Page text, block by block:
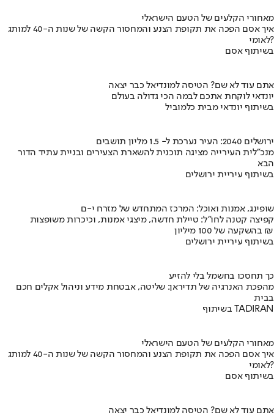
מאחורי הקלעים של הטעם הישראלי
איך אסם הפכה את תקופת הצנע והמחסור הקשה של שנות ה-40 למותג
לאומי?
בשיתוף אסם
אתם עוד לא שם? הטיסה למונדיאל כבר יצאה
יונדאי לוקחת אתכם לבמה הכי גדולה בעולם
בשיתוף יונדאי מבית כלמוביל
ירושלים 2040: העיר נערכת ל- 1.5 מליון תושבים
מנכ"לית העירייה מציגה תוכנית להשארת הצעירים ובניית עתיד הדור
הבא
בשיתוף עיריית ירושלים
שופינג, אמנות ואוכל: המרכז המתחדש של מזרח י-ם
קפיצה קטנה לחו"ל: טיילת חדשה, מיצגי אמנות, וכיכרות משופצות
בהשקעה של 100 מיליון ₪
בשיתוף עיריית ירושלים
כך תחסכו בחשמל בלי להזיע
מהפכת האנרגיה של תדיראן: שליטה, אבטחת מידע וניהול אקלים חכם
בבית
בשיתוף TADIRAN
מאחורי הקלעים של הטעם הישראלי
איך אסם הפכה את תקופת הצנע והמחסור הקשה של שנות ה-40 למותג
לאומי?
בשיתוף אסם
אתם עוד לא שם? הטיסה למונדיאל כבר יצאה